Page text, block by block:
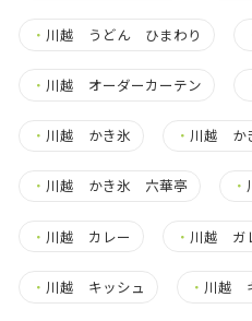
・ 川越 うどん ひまわり
・ 川越 オーダーカーテン
・ 川越 かき氷 ・ 川越 か
・ 川越 かき氷 六華亭 ・
・ 川越 カレー ・ 川越 ガ
・ 川越 キッシュ ・ 川越